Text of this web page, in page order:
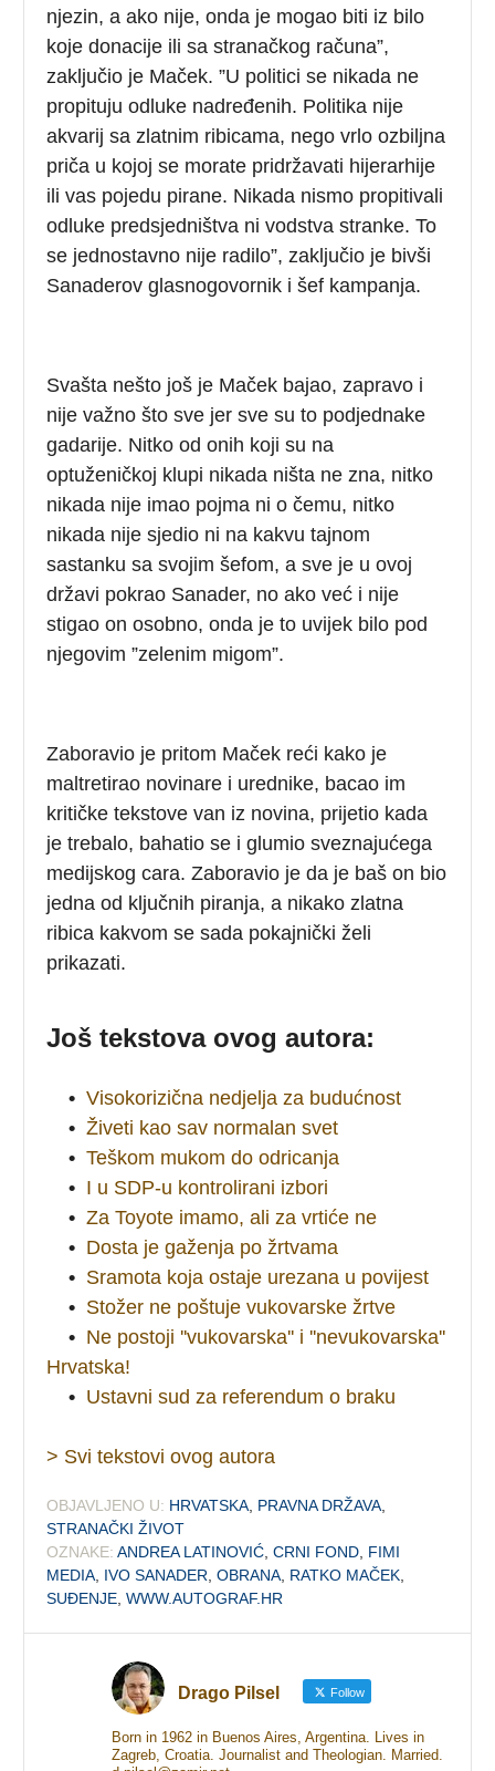
njezin, a ako nije, onda je mogao biti iz bilo
koje donacije ili sa stranačkog računa”,
zaključio je Maček. ”U politici se nikada ne
propituju odluke nadređenih. Politika nije
akvarij sa zlatnim ribicama, nego vrlo ozbiljna
priča u kojoj se morate pridržavati hijerarhije
ili vas pojedu pirane. Nikada nismo propitivali
odluke predsjedništva ni vodstva stranke. To
se jednostavno nije radilo”, zaključio je bivši
Sanaderov glasnogovornik i šef kampanja.
Svašta nešto još je Maček bajao, zapravo i
nije važno što sve jer sve su to podjednake
gadarije. Nitko od onih koji su na
optuženičkoj klupi nikada ništa ne zna, nitko
nikada nije imao pojma ni o čemu, nitko
nikada nije sjedio ni na kakvu tajnom
sastanku sa svojim šefom, a sve je u ovoj
državi pokrao Sanader, no ako već i nije
stigao on osobno, onda je to uvijek bilo pod
njegovim ”zelenim migom”.
Zaboravio je pritom Maček reći kako je
maltretirao novinare i urednike, bacao im
kritičke tekstove van iz novina, prijetio kada
je trebalo, bahatio se i glumio sveznajućega
medijskog cara. Zaboravio je da je baš on bio
jedna od ključnih piranja, a nikako zlatna
ribica kakvom se sada pokajnički želi
prikazati.
Još tekstova ovog autora:
• Visokorizična nedjelja za budućnost
• Živeti kao sav normalan svet
• Teškom mukom do odricanja
• I u SDP-u kontrolirani izbori
• Za Toyote imamo, ali za vrtiće ne
• Dosta je gaženja po žrtvama
• Sramota koja ostaje urezana u povijest
• Stožer ne poštuje vukovarske žrtve
• Ne postoji ''vukovarska'' i ''nevukovarska''
Hrvatska!
• Ustavni sud za referendum o braku
> Svi tekstovi ovog autora
OBJAVLJENO U: HRVATSKA PRAVNA DRŽAVA
STRANAČKI ŽIVOT
OZNAKE: ANDREA LATINOVIĆ ,CRNI FOND FIMI
MEDIA IVO SANADER ,OBRANA RATKO MAČEK
SUĐENJE ,WWW.AUTOGRAF.HR
Drago Pilsel Follow
Born in 1962 in Buenos Aires, Argentina. Lives in
Zagreb, Croatia. Journalist and Theologian. Married.